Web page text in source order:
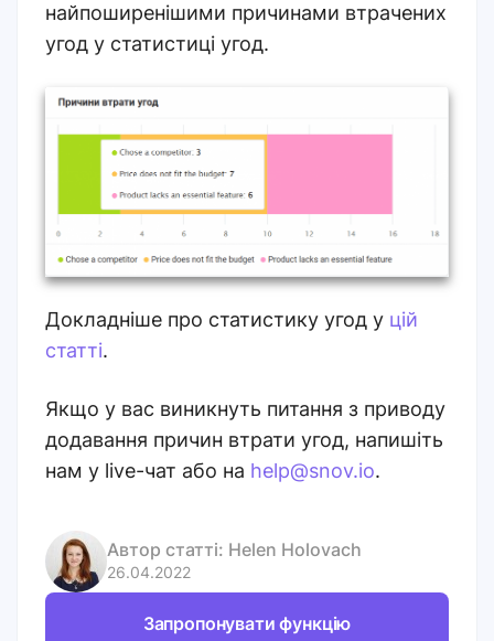
найпоширенішими причинами втрачених
угод у статистиці угод.
Докладніше про статистику угод у цій
статті.
Якщо у вас виникнуть питання з приводу
додавання причин втрати угод, напишіть
нам у live-чат або на help@snov.io.
Автор статті: Helen Holovach
26.04.2022
Запропонувати функцію